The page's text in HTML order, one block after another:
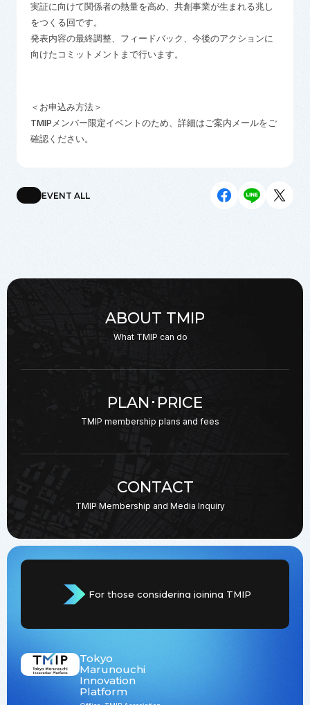
実証に向けて関係者の熱量を高め、共創事業が生まれる兆し
をつくる回です。
発表内容の最終調整、フィードバック、今後のアクションに
向けたコミットメントまで行います。
＜お申込み方法＞
TMIPメンバー限定イベントのため、詳細はご案内メールをご
確認ください。
EVENT ALL
ABOUT TMIP
What TMIP can do
PLAN･PRICE
TMIP membership plans and fees
CONTACT
TMIP Membership and Media Inquiry
For those considering joining TMIP
Tokyo
Marunouchi
Innovation
Platform